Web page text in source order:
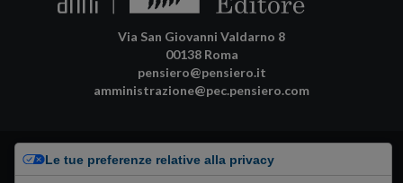
Via San Giovanni Valdarno 8
00138 Roma
pensiero@pensiero.it
amministrazione@pec.pensiero.com
Cookie Policy
Le tue preferenze relative alla privacy